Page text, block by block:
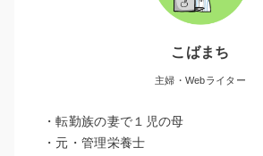
こばまち
主婦・Webライター
・転勤族の妻で１児の母
・元・管理栄養士